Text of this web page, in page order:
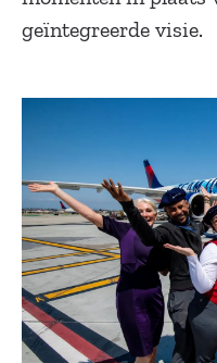
geïntegreerde visie.